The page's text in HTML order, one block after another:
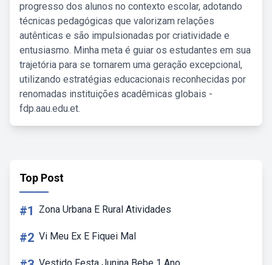
progresso dos alunos no contexto escolar, adotando
técnicas pedagógicas que valorizam relações
autênticas e são impulsionadas por criatividade e
entusiasmo. Minha meta é guiar os estudantes em sua
trajetória para se tornarem uma geração excepcional,
utilizando estratégias educacionais reconhecidas por
renomadas instituições acadêmicas globais -
fdp.aau.edu.et.
Top Post
#1 Zona Urbana E Rural Atividades
#2 Vi Meu Ex E Fiquei Mal